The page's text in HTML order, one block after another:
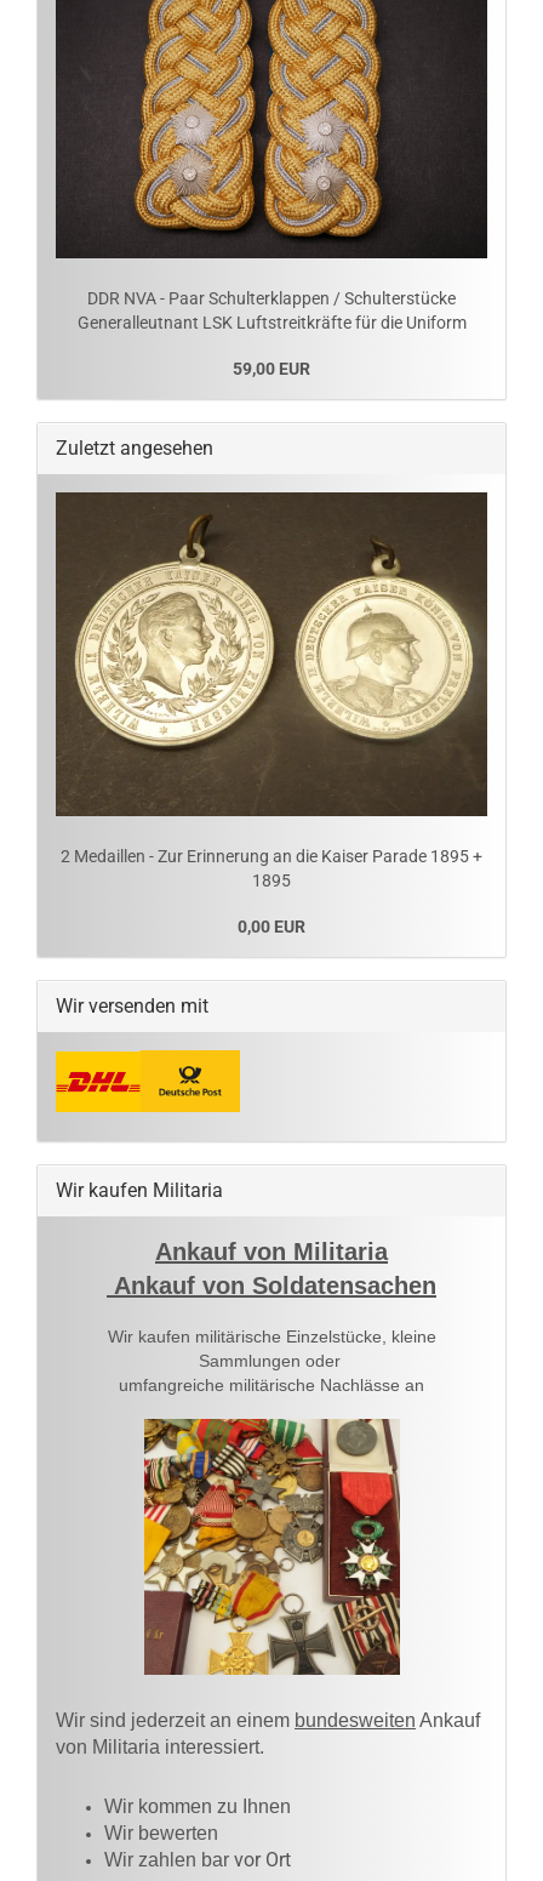
DDR NVA - Paar Schulterklappen / Schulterstücke
Generalleutnant LSK Luftstreitkräfte für die Uniform
59,00 EUR
Zuletzt angesehen
2 Medaillen - Zur Erinnerung an die Kaiser Parade 1895 +
1895
0,00 EUR
Wir versenden mit
Wir kaufen Militaria
Ankauf von Militaria
Ankauf von Soldatensachen
Wir kaufen militärische Einzelstücke, kleine
Sammlungen oder
umfangreiche militärische Nachlässe an
Wir sind jederzeit an einem bundesweiten Ankauf
von Militaria interessiert.
Wir kommen zu Ihnen​
Wir bewerten
Wir zahlen bar vor Ort